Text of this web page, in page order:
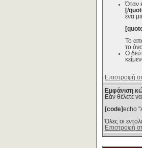
Όταν
[/
ένα
Το
το
Ο
Επιστροφή
Εμφάνιση
Εάν θέλετε
[code] echo
Όλες οι
Επιστροφή